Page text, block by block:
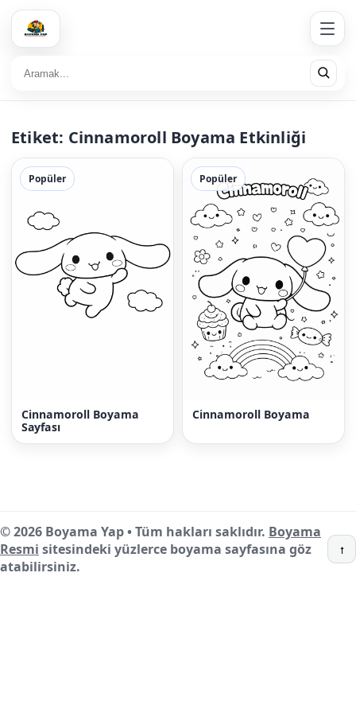
Etiket: Cinnamoroll Boyama Etkinliği
Popüler
Cinnamoroll Boyama
Sayfası
Popüler
Cinnamoroll Boyama
© 2026 Boyama Yap • Tüm hakları saklıdır. Boyama
Resmi sitesindeki yüzlerce boyama sayfasına göz
atabilirsiniz.
↑